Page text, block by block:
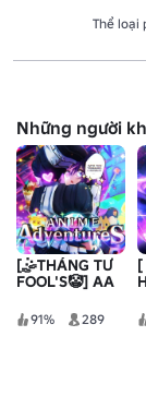
Thể loại
Những người
[🤹THÁNG TƯ
FOOL'S🤡] AA
91% 289
[